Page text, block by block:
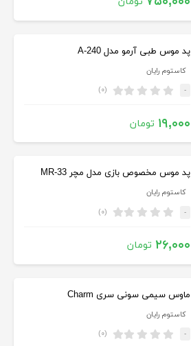
پد موس طبی آرمو مدل A-240
کاستوم رایان
- (۰)
۱۹,۰۰۰ تومان
پد موس مخصوص بازی مدل مچر MR-33
کاستوم رایان
- (۰)
۲۶,۰۰۰ تومان
ماوس سیمی سونی سری Charm
کاستوم رایان
- (۰)